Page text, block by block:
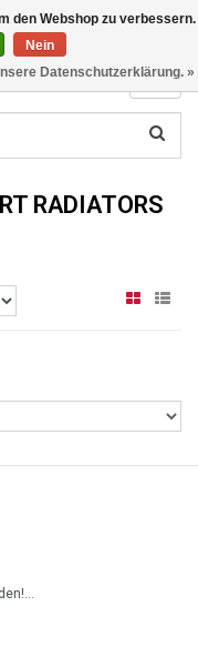
RADIATORS
den Webshop zu verbessern.
Nein
Datenschutzerklärung. »